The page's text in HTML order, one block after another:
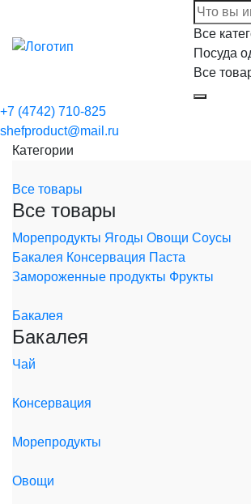
Все
Посуда
Все
+7 (4742) 710-825
shefproduct@mail.ru
Категории
Все товары
Все товары
Морепродукты Ягоды Овощи Соусы
Бакалея Консервация Паста
Замороженные продукты Фрукты
Бакалея
Бакалея
Чай
Консервация
Морепродукты
Овощи